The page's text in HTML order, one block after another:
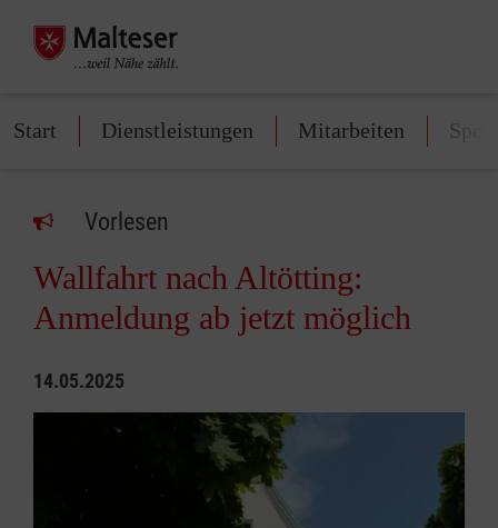
Start Dienstleistungen Mitarbeiten
Vorlesen
Wallfahrt nach Altötting:
Anmeldung ab jetzt möglich
14.05.2025